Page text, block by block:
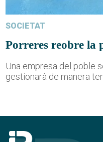
SOCIETAT
Porreres reobre la
Una empresa del poble
gestionarà de manera